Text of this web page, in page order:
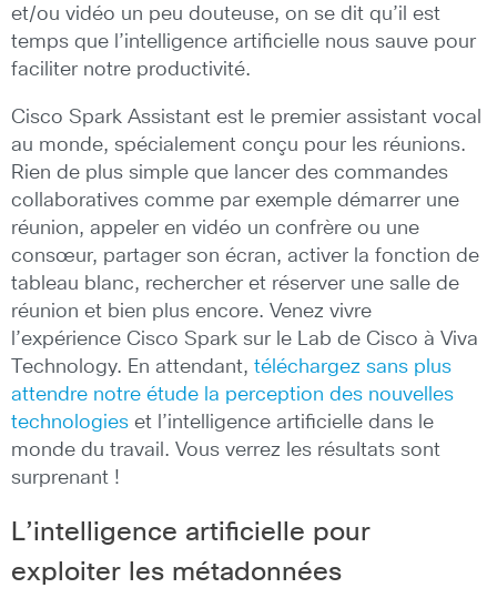
et/ou vidéo un peu douteuse, on se dit qu’il est
temps que l’intelligence artificielle nous sauve pour
faciliter notre productivité.
Cisco Spark Assistant est le premier assistant vocal
au monde, spécialement conçu pour les réunions.
Rien de plus simple que lancer des commandes
collaboratives comme par exemple démarrer une
réunion, appeler en vidéo un confrère ou une
consœur, partager son écran, activer la fonction de
tableau blanc, rechercher et réserver une salle de
réunion et bien plus encore. Venez vivre
l’expérience Cisco Spark sur le Lab de Cisco à Viva
Technology. En attendant, téléchargez sans plus
attendre notre étude la perception des nouvelles
technologies et l’intelligence artificielle dans le
monde du travail. Vous verrez les résultats sont
surprenant !
L’intelligence artificielle pour
exploiter les métadonnées